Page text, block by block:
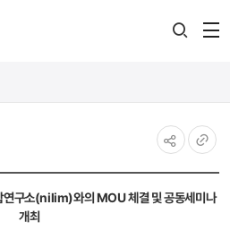
복사
연구소(nilim)와의 MOU 체결 및 공동세미나
개최